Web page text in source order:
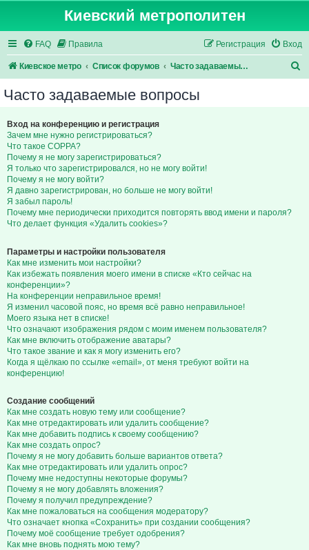
Киевский метрополитен
FAQ Правила Вход
Регистрация
Киевское метро Список форумов Часто задаваемые вопросы
Часто задаваемые вопросы
Вход на конференцию и регистрация
Зачем мне нужно регистрироваться?
Что такое COPPA?
Почему я не могу зарегистрироваться?
Я только что зарегистрировался, но не могу войти!
Почему я не могу войти?
Я давно зарегистрирован, но больше не могу войти!
Я забыл пароль!
Почему мне периодически приходится повторять ввод имени и пароля?
Что делает функция «Удалить cookies»?
Параметры и настройки пользователя
Как мне изменить мои настройки?
Как избежать появления моего имени в списке «Кто сейчас на
конференции»?
На конференции неправильное время!
Я изменил часовой пояс, но время всё равно неправильное!
Моего языка нет в списке!
Что означают изображения рядом с моим именем пользователя?
Как мне включить отображение аватары?
Что такое звание и как я могу изменить его?
Когда я щёлкаю по ссылке «email», от меня требуют войти на
конференцию!
Создание сообщений
Как мне создать новую тему или сообщение?
Как мне отредактировать или удалить сообщение?
Как мне добавить подпись к своему сообщению?
Как мне создать опрос?
Почему я не могу добавить больше вариантов ответа?
Как мне отредактировать или удалить опрос?
Почему мне недоступны некоторые форумы?
Почему я не могу добавлять вложения?
Почему я получил предупреждение?
Как мне пожаловаться на сообщения модератору?
Что означает кнопка «Сохранить» при создании сообщения?
Почему моё сообщение требует одобрения?
Как мне вновь поднять мою тему?